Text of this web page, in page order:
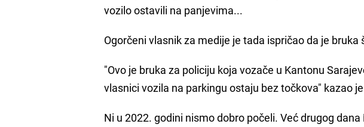
vozilo ostavili na panjevima...
Ogorčeni vlasnik za medije je tada ispričao da je
"Ovo je bruka za policiju koja vozače u Kantonu
vlasnici vozila na parkingu ostaju bez točkova" kazao
Ni u 2022. godini nismo dobro počeli. Već drugog